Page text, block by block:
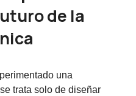
de la
una
trata solo de diseñar